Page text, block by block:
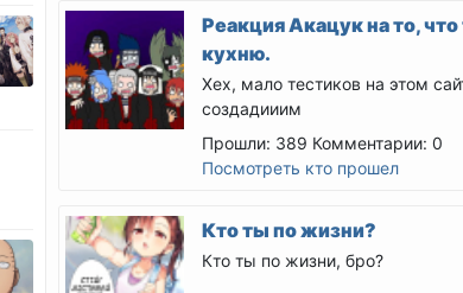
Реакция Акацук на то,
кухню.
Хех, мало тестиков на этом
создадииим
Прошли: 389 Комментарии: 0
Посмотреть кто прошел
Кто ты по жизни?
Кто ты по жизни, бро?